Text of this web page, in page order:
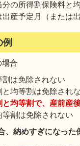
の所得割保険料と
出産予定月（または
場合
は免除されない
均等割は免除され
均等割で、産前産
割は免除されない
、納めすぎになった